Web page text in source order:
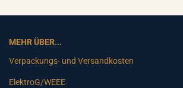
MEHR ÜBER...
Verpackungs- und Versandkosten
ElektroG/WEEE